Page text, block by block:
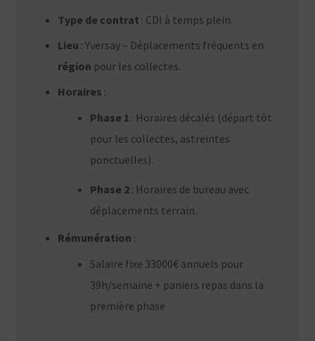
Type de contrat : CDI à temps plein.
Lieu : Yversay – Déplacements fréquents en
région pour les collectes.
Horaires :
Phase 1 : Horaires décalés (départ tôt
pour les collectes, astreintes
ponctuelles).
Phase 2 : Horaires de bureau avec
déplacements terrain.
Rémunération :
Salaire fixe 33000€ annuels pour
39h/semaine + paniers repas dans la
première phase